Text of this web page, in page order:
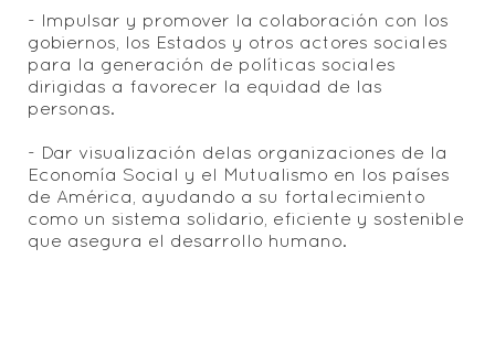
- Impulsar y promover la colaboración con los
gobiernos, los Estados y otros actores sociales
para la generación de políticas sociales
dirigidas a favorecer la equidad de las
personas.
- Dar visualización delas organizaciones de la
Economía Social y el Mutualismo en los países
de América, ayudando a su fortalecimiento
como un sistema solidario, eficiente y sostenible
que asegura el desarrollo humano.